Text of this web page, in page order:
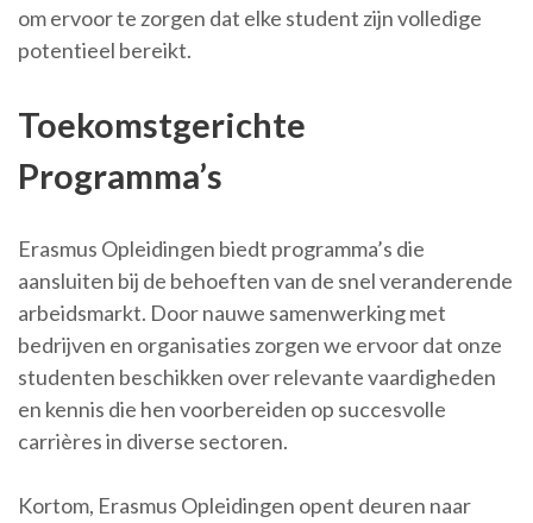
om ervoor te zorgen dat elke student zijn volledige
potentieel bereikt.
Toekomstgerichte
Programma’s
Erasmus Opleidingen biedt programma’s die
aansluiten bij de behoeften van de snel veranderende
arbeidsmarkt. Door nauwe samenwerking met
bedrijven en organisaties zorgen we ervoor dat onze
studenten beschikken over relevante vaardigheden
en kennis die hen voorbereiden op succesvolle
carrières in diverse sectoren.
Kortom, Erasmus Opleidingen opent deuren naar